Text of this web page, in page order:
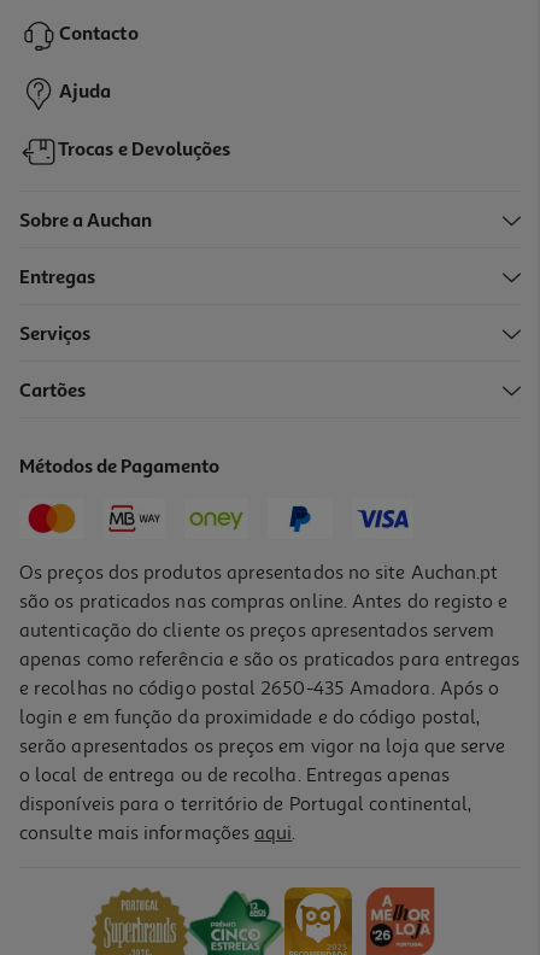
2,99 €
+0,10 € Depósito
+0,10 € Depósito
-25%
Cocktail Absolut And Sprite 0.25l (sdr)
Price reduced from
+0,10 € Depósito
Contacto
Ajuda
Trocas e Devoluções
Sobre a Auchan
Entregas
Serviços
Cartões
Métodos de Pagamento
Os preços dos produtos apresentados no site Auchan.pt
são os praticados nas compras online. Antes do registo e
autenticação do cliente os preços apresentados servem
apenas como referência e são os praticados para entregas
e recolhas no código postal 2650-435 Amadora. Após o
login e em função da proximidade e do código postal,
serão apresentados os preços em vigor na loja que serve
o local de entrega ou de recolha. Entregas apenas
disponíveis para o território de Portugal continental,
consulte mais informações aqui.